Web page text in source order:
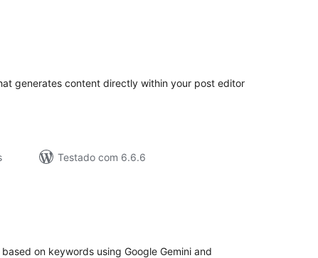
generates content directly within your post editor
Testado com 6.6.6
on keywords using Google Gemini and